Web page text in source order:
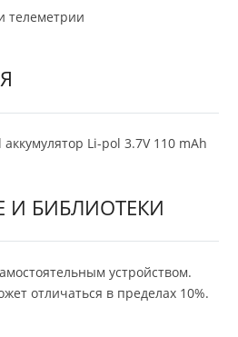
телеметрии
Li-pol 3.7V 110 mAh
БИБЛИОТЕКИ
устройством.
отличаться в пределах 10%.